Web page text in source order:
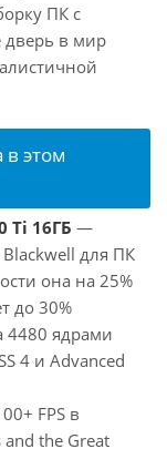
ПК с
дверь в мир
в этом
Ti 16ГБ —
для ПК
она на 25%
до 30%
4480 ядрами
4 и Advanced
FPS в
and the Great